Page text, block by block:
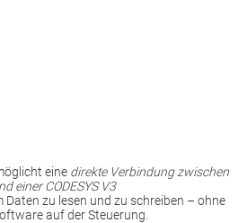
eine direkte Verbindung zwischen
einer CODESYS V3
Daten zu lesen und zu schreiben – ohne
auf der Steuerung.